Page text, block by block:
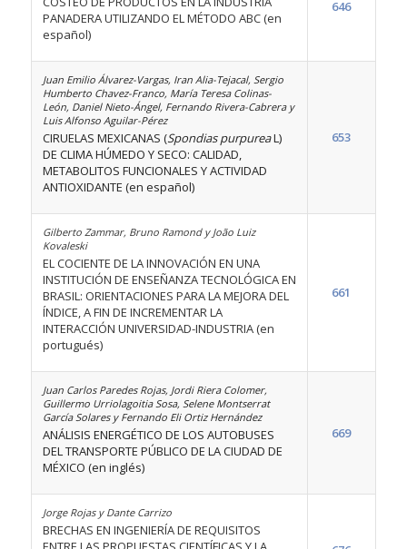
PANADERA UTILIZANDO EL MÉTODO ABC (en
español)
646
Juan Emilio Álvarez-Vargas, Iran Alia-Tejacal, Sergio
Humberto Chavez-Franco, María Teresa Colinas-
León, Daniel Nieto-Ángel, Fernando Rivera-Cabrera y
Luis Alfonso Aguilar-Pérez
CIRUELAS MEXICANAS (Spondias purpureaL)
DE CLIMA HÚMEDO Y SECO: CALIDAD,
METABOLITOS FUNCIONALES Y ACTIVIDAD
ANTIOXIDANTE (en español)
653
Gilberto Zammar, Bruno Ramond y João Luiz
Kovaleski
EL COCIENTE DE LA INNOVACIÓN EN UNA
INSTITUCIÓN DE ENSEÑANZA TECNOLÓGICA EN
BRASIL: ORIENTACIONES PARA LA MEJORA DEL
ÍNDICE, A FIN DE INCREMENTAR LA
INTERACCIÓN UNIVERSIDAD-INDUSTRIA (en
portugués)
661
Juan Carlos Paredes Rojas, Jordi Riera Colomer,
Guillermo Urriolagoitia Sosa, Selene Montserrat
García Solares y Fernando Eli Ortiz Hernández
ANÁLISIS ENERGÉTICO DE LOS AUTOBUSES
DEL TRANSPORTE PÚBLICO DE LA CIUDAD DE
MÉXICO (en inglés)
669
Jorge Rojas y Dante Carrizo
BRECHAS EN INGENIERÍA DE REQUISITOS